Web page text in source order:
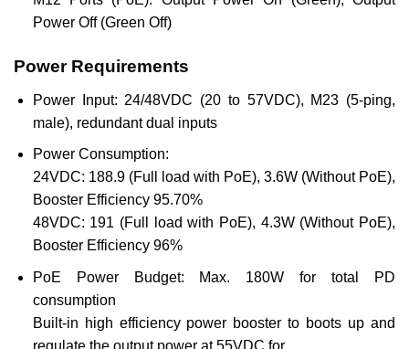
Power Off (Green Off)
Power Requirements
Power Input: 24/48VDC (20 to 57VDC), M23 (5-ping,
male), redundant dual inputs
Power Consumption:
24VDC: 188.9 (Full load with PoE), 3.6W (Without PoE),
Booster Efficiency 95.70%
48VDC: 191 (Full load with PoE), 4.3W (Without PoE),
Booster Efficiency 96%
PoE Power Budget: Max. 180W for total PD
consumption
Built-in high efficiency power booster to boots up and
regulate the output power at 55VDC for